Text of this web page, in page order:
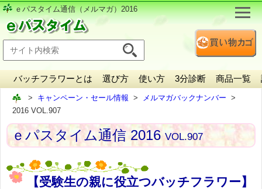
ｅパスタイム通信（メルマガ）2016
バッチフラワーとは 選び方 使い方 3分診断 商品一覧
キャンペーン・セール情報
メルマガバックナンバー
2016 VOL.907
ｅパスタイム通信 2016VOL.907
【受験生の親に役立つバッチフラワー】